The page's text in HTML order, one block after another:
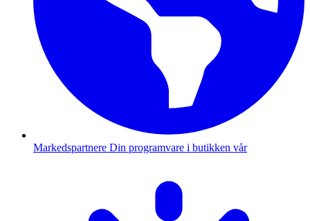
Markedspartnere Din programvare i butikken vår